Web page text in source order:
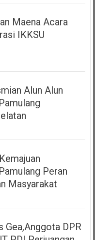
Tangsel
Maena Acara
IKKSU
Misa
Alun Alun
Alun
Kecamatan
Pamulang
Tangerang
Peran
Masyarakat
Pamulang
Gea,Anggota DPR